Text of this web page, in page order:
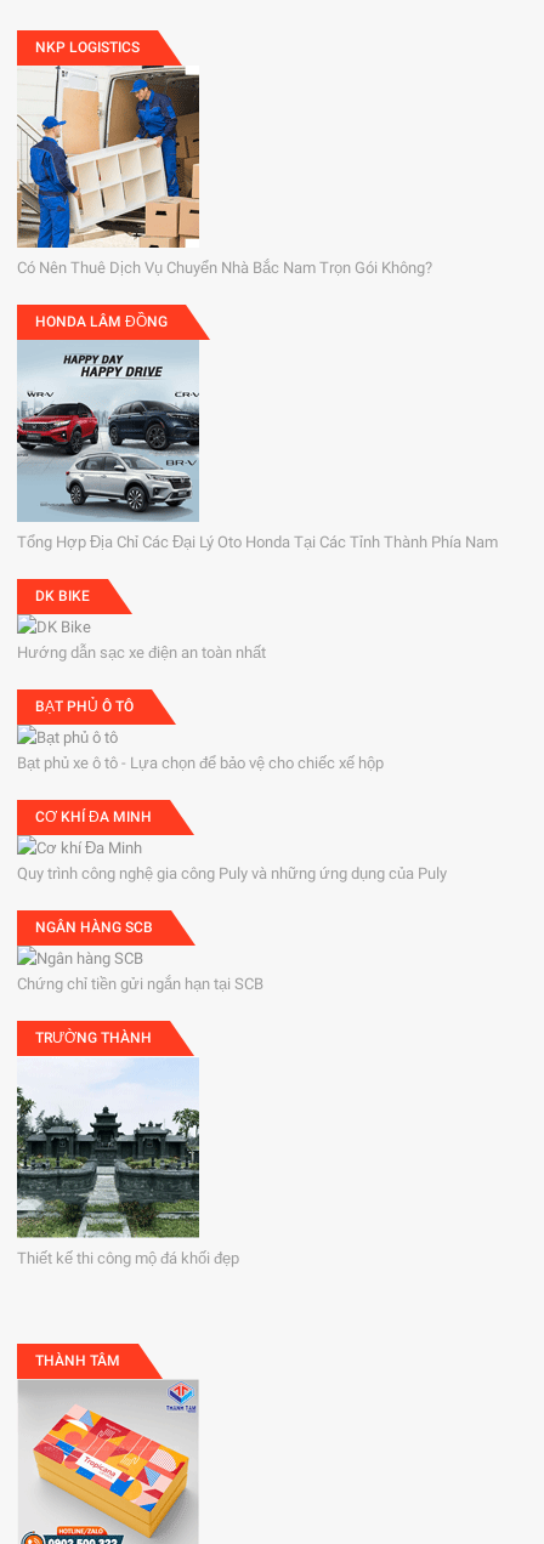
NKP LOGISTICS
Có Nên Thuê Dịch Vụ Chuyển Nhà Bắc Nam Trọn Gói Không?
HONDA LÂM ĐỒNG
Tổng Hợp Địa Chỉ Các Đại Lý Oto Honda Tại Các Tỉnh Thành Phía Nam
DK BIKE
Hướng dẫn sạc xe điện an toàn nhất
BẠT PHỦ Ô TÔ
Bạt phủ xe ô tô - Lựa chọn để bảo vệ cho chiếc xế hộp
CƠ KHÍ ĐA MINH
Quy trình công nghệ gia công Puly và những ứng dụng của Puly
NGÂN HÀNG SCB
Chứng chỉ tiền gửi ngắn hạn tại SCB
TRƯỜNG THÀNH
Thiết kế thi công mộ đá khối đẹp
THÀNH TÂM